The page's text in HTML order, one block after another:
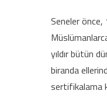
Seneler önce,
yıldır bütün
biranda
sertifikalama